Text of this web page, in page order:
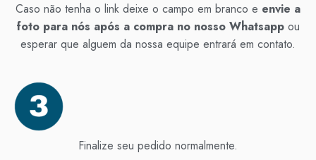
Caso não tenha o link deixe o campo em branco e envie a
foto para nós após a compra no nosso Whatsapp ou
esperar que alguem da nossa equipe entrará em contato.
Finalize seu pedido normalmente.